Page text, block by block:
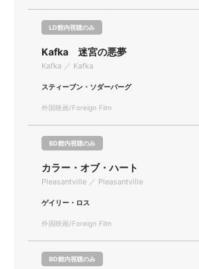
LD館内視聴のみ
Kafka 迷宮の悪夢
Kafka ／ Kafka
スティーブン・ソダーバーグ
外国映画/Foreign Film
BD館内視聴のみ
カラー・オブ・ハート
Pleasantville ／ Pleasantville
ゲイリー・ロス
外国映画/Foreign Film
BD館内視聴のみ